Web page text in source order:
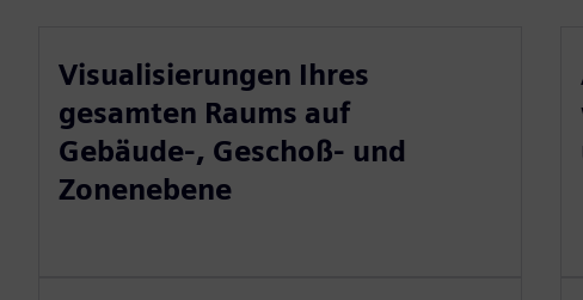
Visualisierungen Ihres
gesamten Raums auf
Gebäude-, Geschoß- und
Zonenebene